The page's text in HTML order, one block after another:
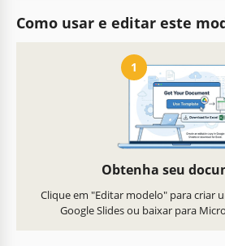
Como usar e editar este
1
Obtenha seu
Clique em "Editar modelo" para criar
Google Slides ou baixar para